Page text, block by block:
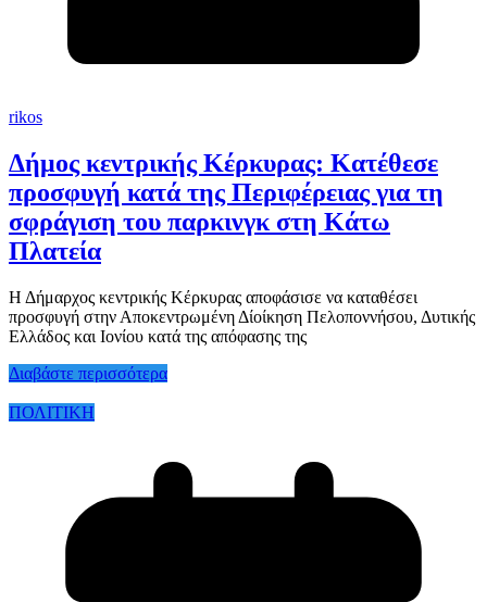
rikos
Δήμος κεντρικής Κέρκυρας: Κατέθεσε
προσφυγή κατά της Περιφέρειας για τη
σφράγιση του παρκινγκ στη Κάτω
Πλατεία
Η Δήμαρχος κεντρικής Κέρκυρας αποφάσισε να καταθέσει
προσφυγή στην Αποκεντρωμένη Δίοίκηση Πελοποννήσου, Δυτικής
Ελλάδος και Ιονίου κατά της απόφασης της
Διαβάστε περισσότερα
ΠΟΛΙΤΙΚΗ